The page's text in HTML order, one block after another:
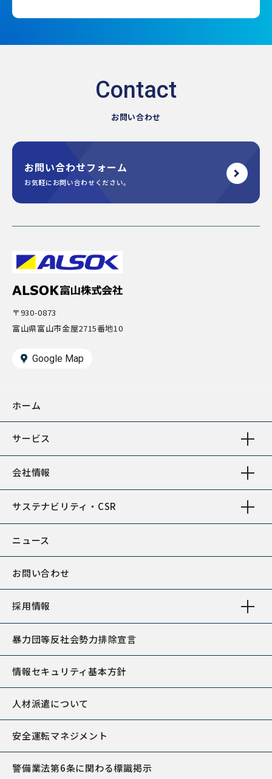
お問い合わせ
お問い合わせフォーム
お気軽にお問い合わせください。
〒930-0873
富山県富山市金屋2715番地10
Google Map
ホーム
サービス
会社情報
サステナビリティ・CSR
ニュース
お問い合わせ
採用情報
暴力団等反社会勢力排除宣言
情報セキュリティ基本方針
人材派遣について
安全運転マネジメント
警備業法第6条に関わる標識掲示